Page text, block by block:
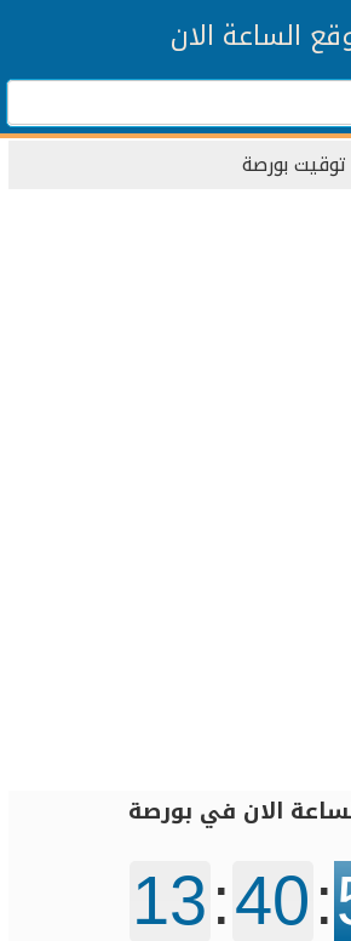
الساعة الان
توقيت بورصة
الان في بورصة
13:40: